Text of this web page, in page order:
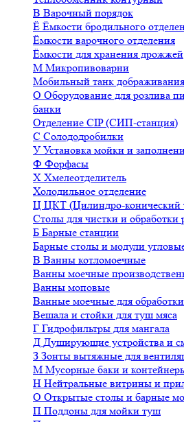
В Варочный порядок
Ё Ёмкости бродильного
Ёмкости варочного отделения
Ёмкости для хранения дрожжей
М Микропивоварни
Мобильный танк
О Оборудование для розлива
банки
Отделение CIP (СИП-станция)
С Солододробилки
У Установка мойки и
Ф Форфасы
Х Хмелеотделитель
Холодильное отделение
Ц ЦКТ (Цилиндро-конический
Столы для чистки и
Б Барные станции
Барные столы и модули
В Ванны котломоечные
Ванны моечные
Ванны моповые
Ванные моечные для
Вешала и стойки для туш мяса
Г Гидрофильтры для мангала
Д Душирующие устройства и
З Зонты вытяжные для
М Мусорные баки и
Н Нейтральные витрины и
О Открытые столы и барные
П Поддоны для мойки туш